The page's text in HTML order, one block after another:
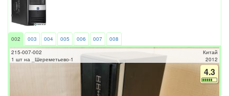
002 003 004 005 006 007
008
215-007-002
1 шт на _Шереметьево-1
Китай
2012
4.3